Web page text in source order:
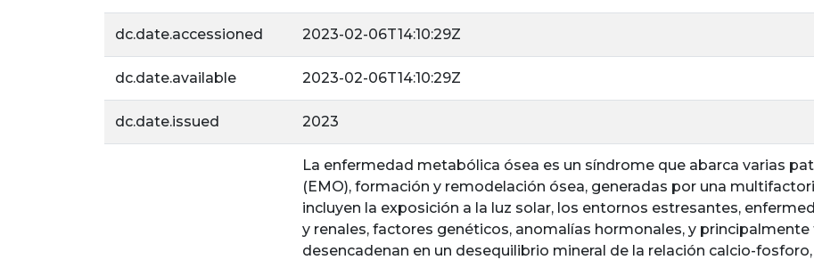
dc.date.accessioned 2023-02-06T14:10:29Z
dc.date.available 2023-02-06T14:10:29Z
dc.date.issued 2023
La enfermedad metabólica ósea es un síndrome que abarca varias
(EMO), formación y remodelación ósea, generadas por una
incluyen la exposición a la luz solar, los entornos estresantes,
y renales, factores genéticos, anomalías hormonales, y
desencadenan en un desequilibrio mineral de la relación calcio-